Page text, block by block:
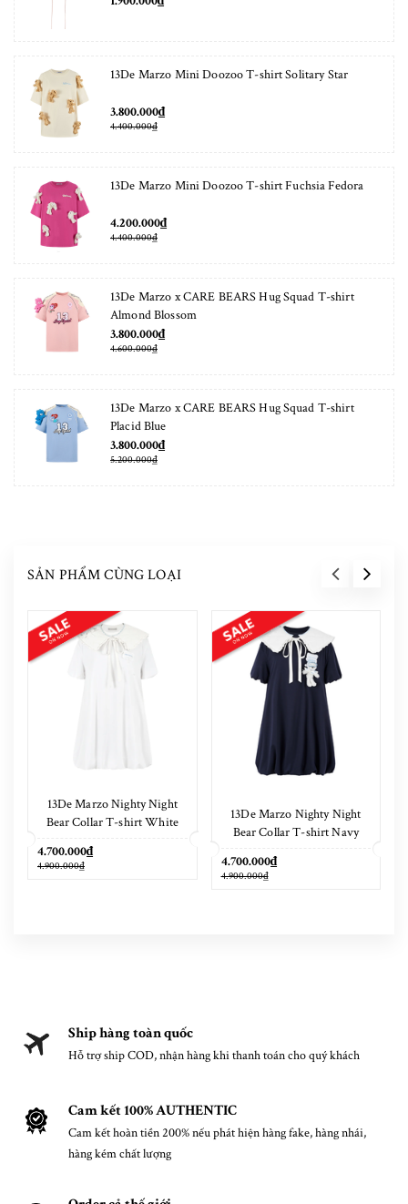
13De Marzo Mini Doozoo T-shirt Solitary Star
3.800.000₫
4.400.000₫
13De Marzo Mini Doozoo T-shirt Fuchsia Fedora
4.200.000₫
4.400.000₫
13De Marzo x CARE BEARS Hug Squad T-shirt
Almond Blossom
3.800.000₫
4.600.000₫
13De Marzo x CARE BEARS Hug Squad T-shirt
Placid Blue
3.800.000₫
5.200.000₫
SẢN PHẨM CÙNG LOẠI
13De Marzo Nighty Night
Bear Collar T-shirt White
4.700.000₫
4.900.000₫
13De Marzo Nighty Night
Bear Collar T-shirt Navy
4.700.000₫
4.900.000₫
Ship hàng toàn quốc
Hỗ trợ ship COD, nhận hàng khi thanh toán cho quý khách
Cam kết 100% AUTHENTIC
Cam kết hoàn tiền 200% nếu phát hiện hàng fake, hàng nhái,
hàng kém chất lượng